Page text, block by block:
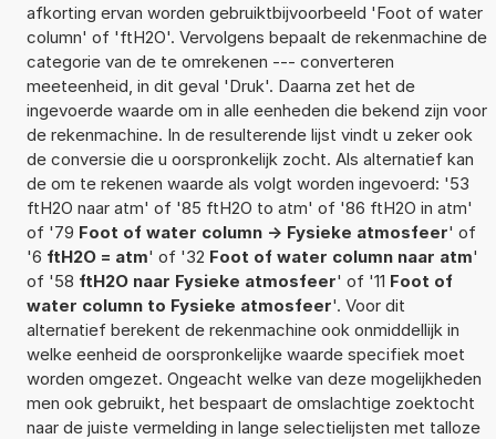
afkorting ervan worden gebruiktbijvoorbeeld 'Foot of water
column' of 'ftH2O'. Vervolgens bepaalt de rekenmachine de
categorie van de te omrekenen --- converteren
meeteenheid, in dit geval 'Druk'. Daarna zet het de
ingevoerde waarde om in alle eenheden die bekend zijn voor
de rekenmachine. In de resulterende lijst vindt u zeker ook
de conversie die u oorspronkelijk zocht. Als alternatief kan
de om te rekenen waarde als volgt worden ingevoerd: '53
ftH2O naar atm' of '85 ftH2O to atm' of '86 ftH2O in atm'
of '79 Foot of water column -> Fysieke atmosfeer' of
'6 ftH2O = atm' of '32 Foot of water column naar atm'
of '58 ftH2O naar Fysieke atmosfeer' of '11 Foot of
water column to Fysieke atmosfeer'. Voor dit
alternatief berekent de rekenmachine ook onmiddellijk in
welke eenheid de oorspronkelijke waarde specifiek moet
worden omgezet. Ongeacht welke van deze mogelijkheden
men ook gebruikt, het bespaart de omslachtige zoektocht
naar de juiste vermelding in lange selectielijsten met talloze